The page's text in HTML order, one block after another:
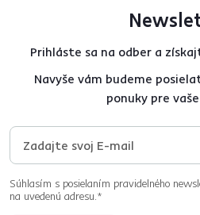
Prihláste sa na odber a
Navyše vám budeme
ponuky pre
Súhlasím s posielaním pravidelného
na uvedenú adresu.*